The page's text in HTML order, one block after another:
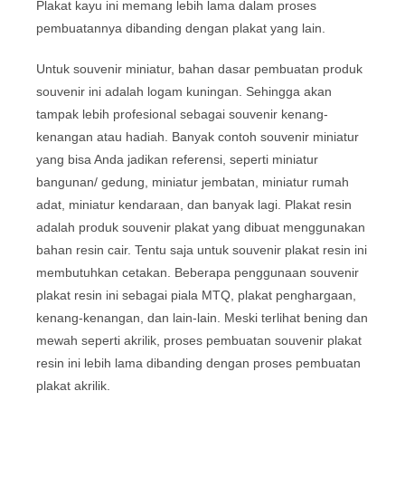
Plakat kayu ini memang lebih lama dalam proses
pembuatannya dibanding dengan plakat yang lain.
Untuk souvenir miniatur, bahan dasar pembuatan produk
souvenir ini adalah logam kuningan. Sehingga akan
tampak lebih profesional sebagai souvenir kenang-
kenangan atau hadiah. Banyak contoh souvenir miniatur
yang bisa Anda jadikan referensi, seperti miniatur
bangunan/ gedung, miniatur jembatan, miniatur rumah
adat, miniatur kendaraan, dan banyak lagi. Plakat resin
adalah produk souvenir plakat yang dibuat menggunakan
bahan resin cair. Tentu saja untuk souvenir plakat resin ini
membutuhkan cetakan. Beberapa penggunaan souvenir
plakat resin ini sebagai piala MTQ, plakat penghargaan,
kenang-kenangan, dan lain-lain. Meski terlihat bening dan
mewah seperti akrilik, proses pembuatan souvenir plakat
resin ini lebih lama dibanding dengan proses pembuatan
plakat akrilik.